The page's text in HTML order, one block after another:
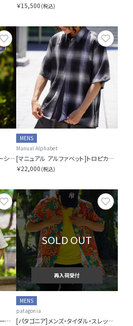
￥15,500 (税込)
お気に入り
[リッジマウンテンギア]メンズ ベーシック ショート スリーブ シャツ ストライプ
お気
MENS
Manual Alphabet
[マニュアル アルファベット]トロピカルウール チェック ワイド スクエア シャツ
￥22,000 (税込)
お気に入り
[ザ・ノース・フェイス]ショートスリーブヌプシシャツ
お気
SOLD OUT
再入荷受付
MENS
patagonia
[パタゴニア]メンズ・タイダル・スレッズ・キャンプ・シャツ